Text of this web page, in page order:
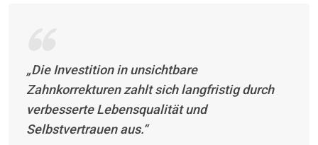
„Die Investition in unsichtbare
Zahnkorrekturen zahlt sich langfristig durch
verbesserte Lebensqualität und
Selbstvertrauen aus.“